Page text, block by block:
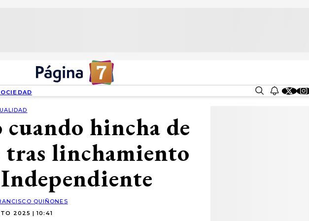
hincha de
tras linchamiento
QUIÑONES
2025 | 10:41